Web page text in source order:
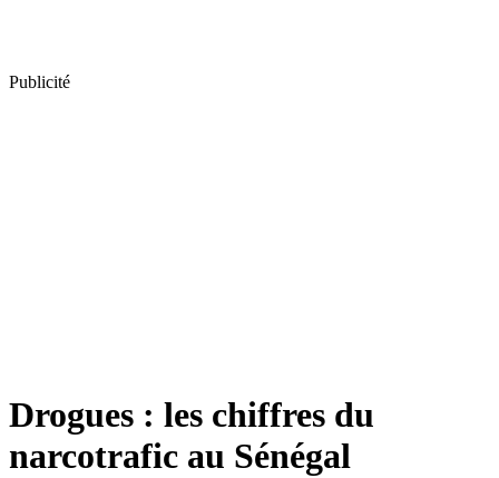
Publicité
Drogues : les chiffres du
narcotrafic au Sénégal